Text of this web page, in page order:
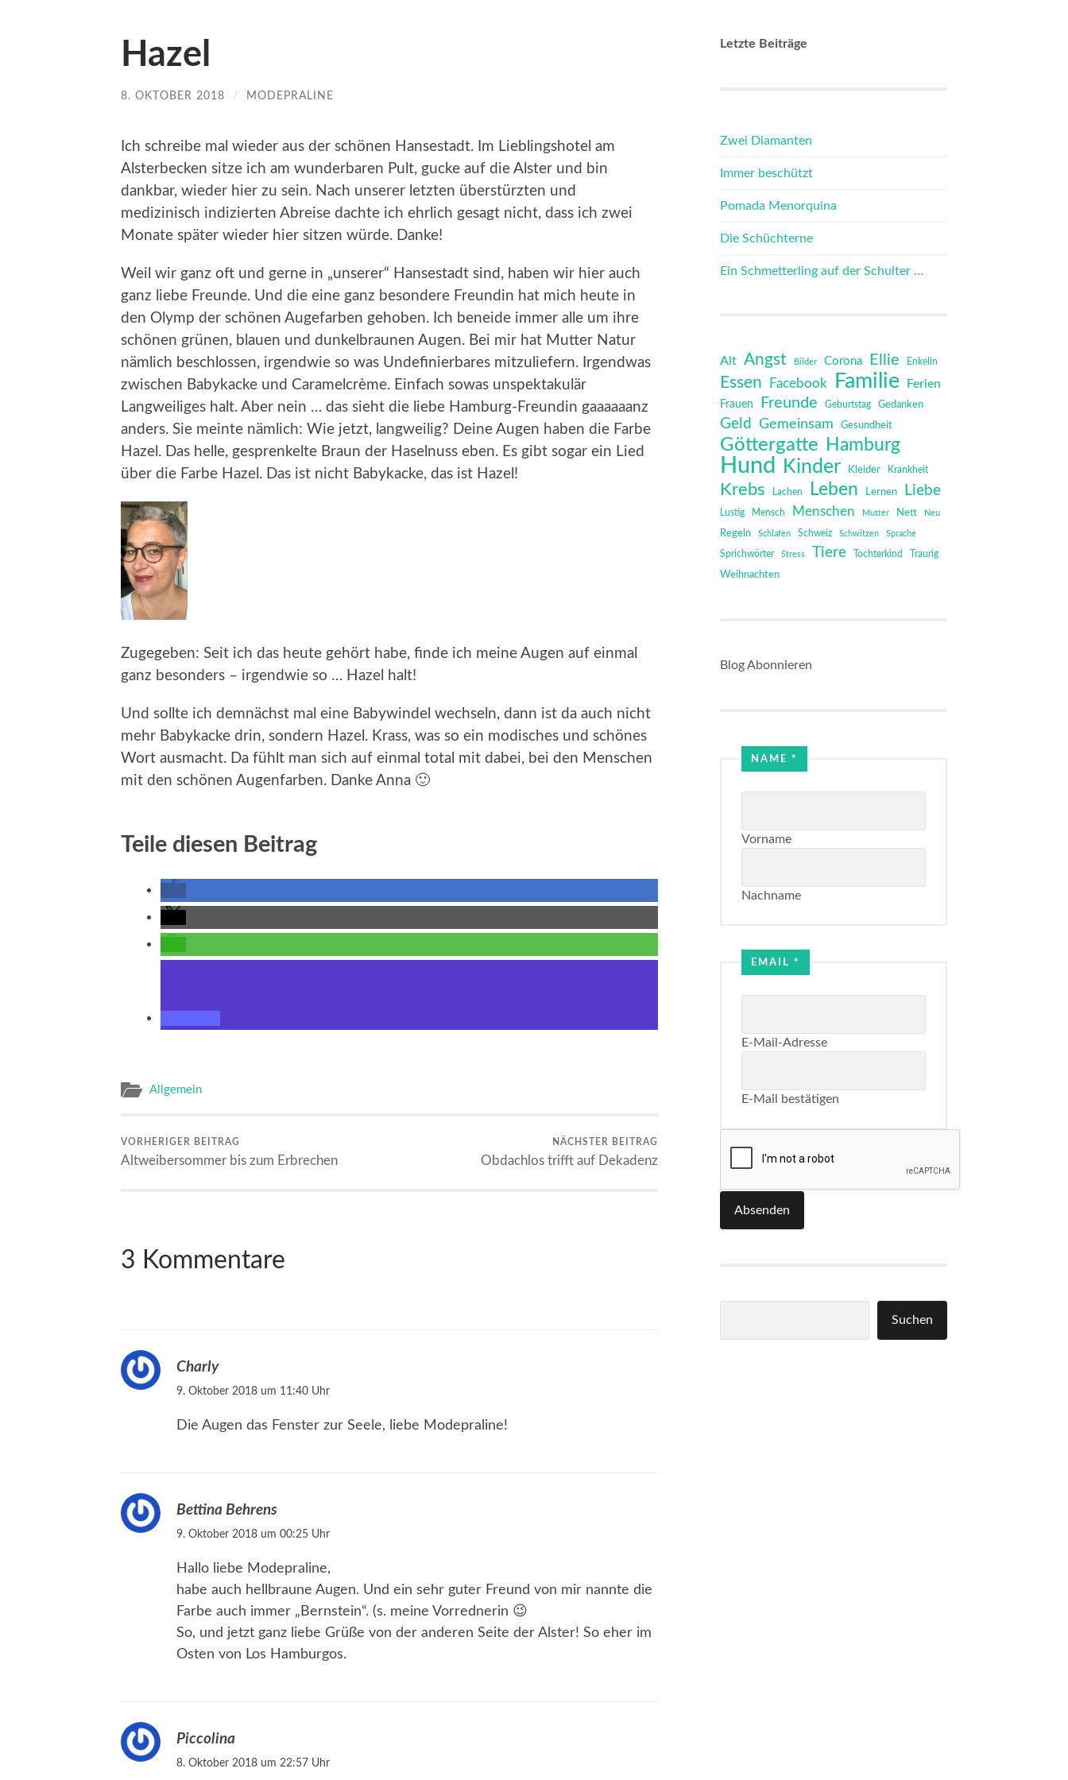
Hazel
8. OKTOBER 2018 / MODEPRALINE
Ich schreibe mal wieder aus der schönen Hansestadt. Im Lieblingshotel am
Alsterbecken sitze ich am wunderbaren Pult, gucke auf die Alster und bin
dankbar, wieder hier zu sein. Nach unserer letzten überstürzten und
medizinisch indizierten Abreise dachte ich ehrlich gesagt nicht, dass ich zwei
Monate später wieder hier sitzen würde. Danke!
Weil wir ganz oft und gerne in „unserer“ Hansestadt sind, haben wir hier auch
ganz liebe Freunde. Und die eine ganz besondere Freundin hat mich heute in
den Olymp der schönen Augefarben gehoben. Ich beneide immer alle um ihre
schönen grünen, blauen und dunkelbraunen Augen. Bei mir hat Mutter Natur
nämlich beschlossen, irgendwie so was Undefinierbares mitzuliefern. Irgendwas
zwischen Babykacke und Caramelcrème. Einfach sowas unspektakulär
Langweiliges halt. Aber nein … das sieht die liebe Hamburg-Freundin gaaaaaanz
anders. Sie meinte nämlich: Wie jetzt, langweilig? Deine Augen haben die Farbe
Hazel. Das helle, gesprenkelte Braun der Haselnuss eben. Es gibt sogar ein Lied
über die Farbe Hazel. Das ist nicht Babykacke, das ist Hazel!
Zugegeben: Seit ich das heute gehört habe, finde ich meine Augen auf einmal
ganz besonders – irgendwie so … Hazel halt!
Und sollte ich demnächst mal eine Babywindel wechseln, dann ist da auch nicht
mehr Babykacke drin, sondern Hazel. Krass, was so ein modisches und schönes
Wort ausmacht. Da fühlt man sich auf einmal total mit dabei, bei den Menschen
mit den schönen Augenfarben. Danke Anna 🙂
Teile diesen Beitrag
Allgemein
VORHERIGER BEITRAG
Altweibersommer bis zum Erbrechen
NÄCHSTER BEITRAG
Obdachlos trifft auf Dekadenz
3 Kommentare
Charly
9. Oktober 2018 um 11:40 Uhr
Die Augen das Fenster zur Seele, liebe Modepraline!
Bettina Behrens
9. Oktober 2018 um 00:25 Uhr
Hallo liebe Modepraline,
habe auch hellbraune Augen. Und ein sehr guter Freund von mir nannte die
Farbe auch immer „Bernstein“. (s. meine Vorrednerin 😉
So, und jetzt ganz liebe Grüße von der anderen Seite der Alster! So eher im
Osten von Los Hamburgos.
Piccolina
8. Oktober 2018 um 22:57 Uhr
Letzte Beiträge
Zwei Diamanten
Immer beschützt
Pomada Menorquina
Die Schüchterne
Ein Schmetterling auf der Schulter …
Alt Angst Bilder Corona Ellie Enkelin
Essen Facebook Familie Ferien
Frauen Freunde Geburtstag Gedanken
Geld Gemeinsam Gesundheit
Göttergatte Hamburg
Hund Kinder Kleider Krankheit
Krebs Lachen Leben Lernen Liebe
Lustig Mensch Menschen Mutter Nett Neu
Regeln Schlafen Schweiz Schwitzen Sprache
Sprichwörter Stress Tiere Tochterkind Traurig
Weihnachten
Blog Abonnieren
NAME *
Vorname
Nachname
Email
EMAIL *
E-Mail-Adresse
E-Mail bestätigen
Absenden
Suchen